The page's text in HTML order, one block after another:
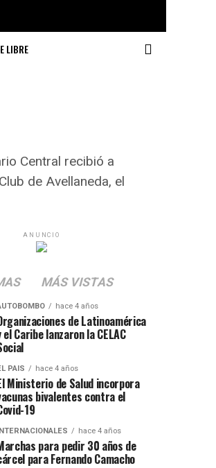
LIBRE
Central recibió a
de Avellaneda, el
ANUNCIO
MÁS VISTAS
hace 4 años
de Latinoamérica
el Caribe lanzaron la CELAC
PAIS hace 4 años
Ministerio de Salud incorpora
bivalentes contra el
19
hace 4 años
para pedir 30 años de
para Fernando Camacho